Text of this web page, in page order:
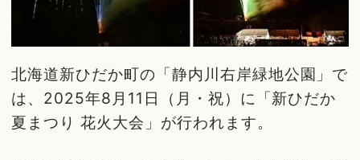
北海道新ひだか町の「静内川右岸緑地公園」で
は、2025年8月11日（月・祝）に「新ひだか
夏まつり 花火大会」が行われます。